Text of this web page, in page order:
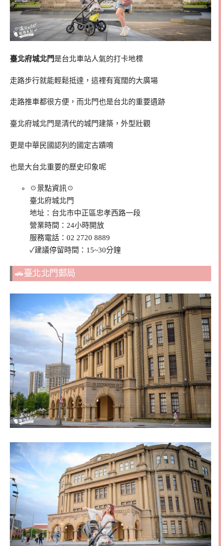
臺北府城北門是台北車站人氣的打卡地標
走路步行就能輕鬆抵達，這裡有寬闊的大廣場
走路推車都很方便，而北門也是台北的重要遺跡
臺北府城北門是清代的城門建築，外型壯觀
更是中華民國認列的國定古蹟唷
也是大台北重要的歷史印象呢
☉景點資訊☉
臺北府城北門
地址：台北市中正區忠孝西路一段
營業時間：24小時開放
服務電話：02 2720 8889
✓建議停留時間：15~30分鐘
🚗臺北北門郵局